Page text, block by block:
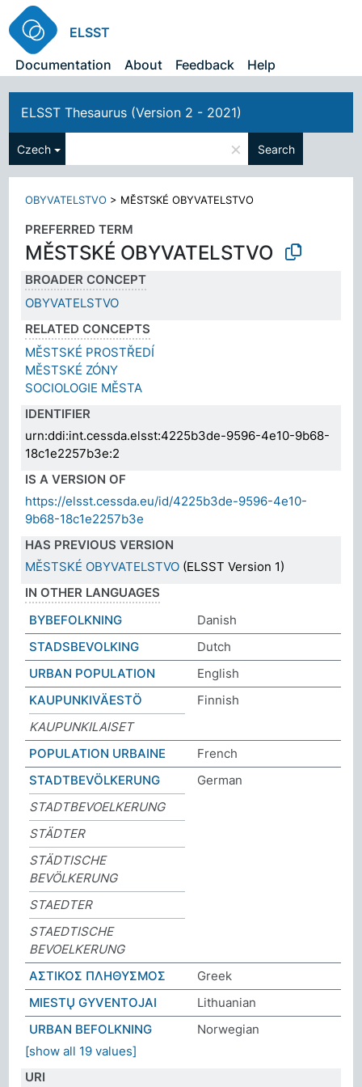
ELSST
Documentation
About Feedback Help
ELSST Thesaurus (Version 2 - 2021)
Czech × Search
OBYVATELSTVO > MĚSTSKÉ OBYVATELSTVO
PREFERRED TERM
MĚSTSKÉ OBYVATELSTVO
BROADER CONCEPT
OBYVATELSTVO
RELATED CONCEPTS
MĚSTSKÉ PROSTŘEDÍ
MĚSTSKÉ ZÓNY
SOCIOLOGIE MĚSTA
IDENTIFIER
urn:ddi:int.cessda.elsst:4225b3de-9596-4e10-9b68-
18c1e2257b3e:2
IS A VERSION OF
https://elsst.cessda.eu/id/4225b3de-9596-4e10-
9b68-18c1e2257b3e
HAS PREVIOUS VERSION
MĚSTSKÉ OBYVATELSTVO (ELSST Version 1)
IN OTHER LANGUAGES
BYBEFOLKNING
Danish
STADSBEVOLKING
Dutch
URBAN POPULATION
English
KAUPUNKIVÄESTÖ
Finnish
KAUPUNKILAISET
POPULATION URBAINE
French
STADTBEVÖLKERUNG
German
STADTBEVOELKERUNG
STÄDTER
STÄDTISCHE
BEVÖLKERUNG
STAEDTER
STAEDTISCHE
BEVOELKERUNG
ΑΣΤΙΚΟΣ ΠΛΗΘΥΣΜΟΣ
Greek
MIESTŲ GYVENTOJAI
Lithuanian
URBAN BEFOLKNING
Norwegian
[show all 19 values]
URI